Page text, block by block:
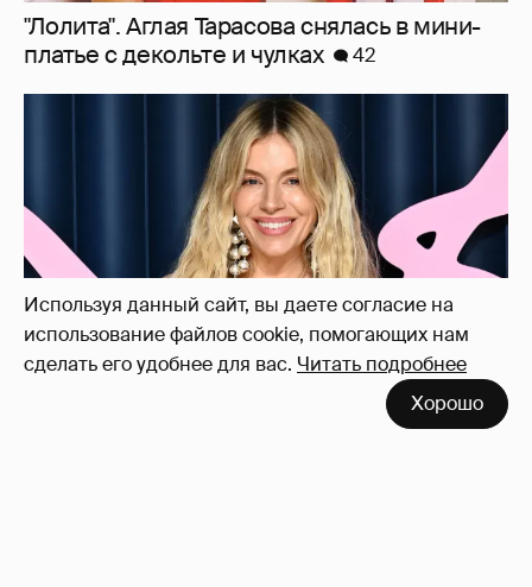
Используя данный сайт, вы даете согласие на
использование файлов cookie, помогающих нам
сделать его удобнее для вас. Читать подробнее
Хорошо
Сиенна Миллер раскрыла пол третьего
ребёнка и показала редкие фото с детьми